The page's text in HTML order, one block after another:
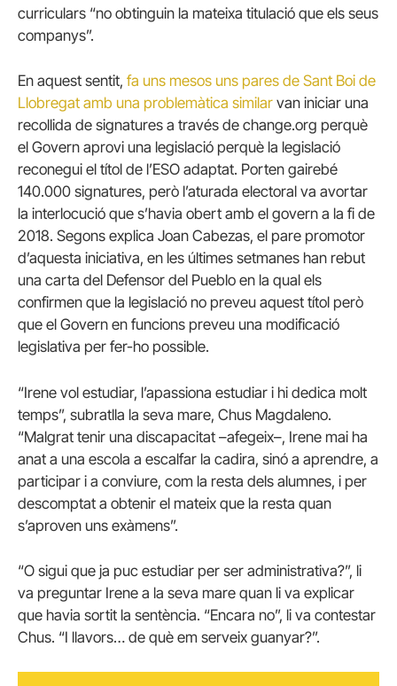
curriculars “no obtinguin la mateixa titulació que els seus
companys”.
En aquest sentit, fa uns mesos uns pares de Sant Boi de
Llobregat amb una problemàtica similar van iniciar una
recollida de signatures a través de change.org perquè
el Govern aprovi una legislació perquè la legislació
reconegui el títol de l’ESO adaptat. Porten gairebé
140.000 signatures, però l’aturada electoral va avortar
la interlocució que s’havia obert amb el govern a la fi de
2018. Segons explica Joan Cabezas, el pare promotor
d’aquesta iniciativa, en les últimes setmanes han rebut
una carta del Defensor del Pueblo en la qual els
confirmen que la legislació no preveu aquest títol però
que el Govern en funcions preveu una modificació
legislativa per fer-ho possible.
“Irene vol estudiar, l’apassiona estudiar i hi dedica molt
temps”, subratlla la seva mare, Chus Magdaleno.
“Malgrat tenir una discapacitat –afegeix–, Irene mai ha
anat a una escola a escalfar la cadira, sinó a aprendre, a
participar i a conviure, com la resta dels alumnes, i per
descomptat a obtenir el mateix que la resta quan
s’aproven uns exàmens”.
“O sigui que ja puc estudiar per ser administrativa?”, li
va preguntar Irene a la seva mare quan li va explicar
que havia sortit la sentència. “Encara no”, li va contestar
Chus. “I llavors… de què em serveix guanyar?”.